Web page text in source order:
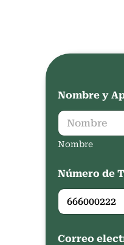
Nombre y
Nombre
Número de
Correo